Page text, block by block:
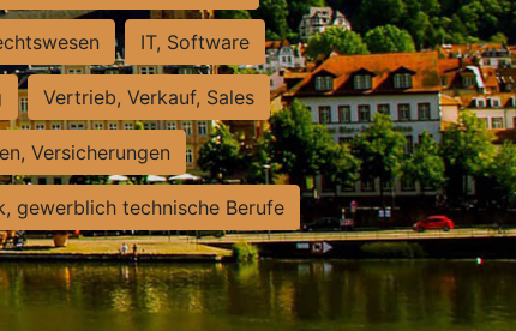
IT, Software
Vertrieb, Verkauf, Sales
Versicherungen
gewerblich technische Berufe